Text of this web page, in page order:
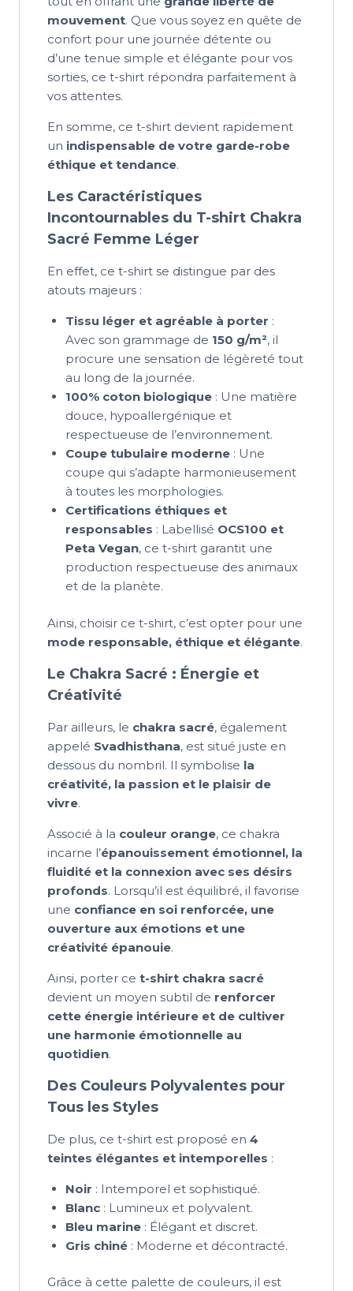
mouvement. Que vous soyez en quête de
confort pour une journée détente ou
d’une tenue simple et élégante pour vos
sorties, ce t-shirt répondra parfaitement à
vos attentes.
En somme, ce t-shirt devient rapidement
un indispensable de votre garde-robe
éthique et tendance.
Les Caractéristiques
Incontournables du T-shirt Chakra
Sacré Femme Léger
En effet, ce t-shirt se distingue par des
atouts majeurs :
Tissu léger et agréable à porter :
Avec son grammage de 150 g/m², il
procure une sensation de légèreté tout
au long de la journée.
100% coton biologique: Une matière
douce, hypoallergénique et
respectueuse de l’environnement.
Coupe tubulaire moderne: Une
coupe qui s’adapte harmonieusement
à toutes les morphologies.
Certifications éthiques et
responsables : Labellisé OCS100 et
Peta Vegan, ce t-shirt garantit une
production respectueuse des animaux
et de la planète.
Ainsi, choisir ce t-shirt, c’est opter pour une
mode responsable, éthique et élégante.
Le Chakra Sacré : Énergie et
Créativité
Par ailleurs, le chakra sacré, également
appelé Svadhisthana, est situé juste en
dessous du nombril. Il symbolise la
créativité, la passion et le plaisir de
vivre.
Associé à la couleur orange, ce chakra
incarne l’épanouissement émotionnel, la
fluidité et la connexion avec ses désirs
profonds. Lorsqu’il est équilibré, il favorise
une confiance en soi renforcée, une
ouverture aux émotions et une
créativité épanouie.
Ainsi, porter ce t-shirt chakra sacré
devient un moyen subtil de renforcer
cette énergie intérieure et de cultiver
une harmonie émotionnelle au
quotidien.
Des Couleurs Polyvalentes pour
Tous les Styles
De plus, ce t-shirt est proposé en 4
teintes élégantes et intemporelles :
Noir : Intemporel et sophistiqué.
Blanc: Lumineux et polyvalent.
Bleu marine: Élégant et discret.
Gris chiné: Moderne et décontracté.
Grâce à cette palette de couleurs, il est